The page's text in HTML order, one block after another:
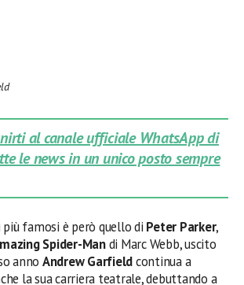
al canale ufficiale WhatsApp di
le news in un unico posto sempre
famosi è però quello di Peter Parker,
Spider-Mandi Marc Webb, uscito
anno Andrew Garfieldcontinua a
la sua carriera teatrale, debuttando a